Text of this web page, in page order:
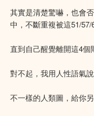
其實是清楚驚嚇，也會
中，不斷重複被這51/57/
直到自己醒覺離開這4個
對不起，我用人性語氣說
不一樣的人類圖，給你另